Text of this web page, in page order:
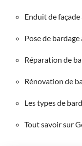
Enduit de
Pose de
Réparation de
Rénovation de
Les types de
Tout savoir sur